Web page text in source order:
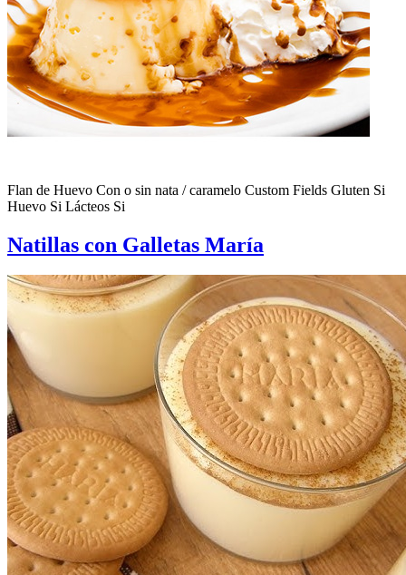
Flan de Huevo Con o sin nata / caramelo Custom Fields Gluten Si
Huevo Si Lácteos Si
Natillas con Galletas María